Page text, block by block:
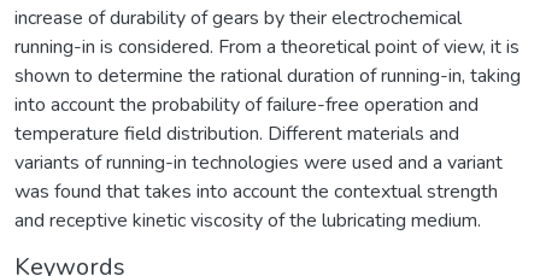
increase of durability of gears by their electrochemical
running-in is considered. From a theoretical point of view, it is
shown to determine the rational duration of running-in, taking
into account the probability of failure-free operation and
temperature field distribution. Different materials and
variants of running-in technologies were used and a variant
was found that takes into account the contextual strength
and receptive kinetic viscosity of the lubricating medium.
Keywords